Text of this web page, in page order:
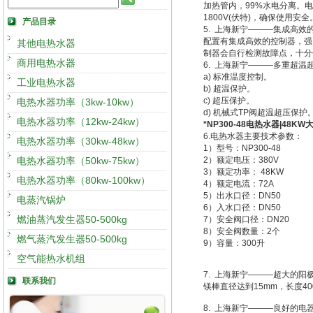
产品目录
其他电热水器
商用电热水器
工业电热水器
电热水器功率（3kw-10kw）
电热水器功率（12kw-24kw）
电热水器功率（30kw-48kw）
电热水器功率（50kw-75kw）
电热水器功率（80kw-100kw）
电蒸汽锅炉
燃油蒸汽发生器50-500kg
燃气蒸汽发生器50-500kg
空气能热水机组
联系我们
加热管内，99%水电分离。
1800V(伏特)，确保使用安全
5. 上海新宁———集成高效
配置有集成高效的控制器，
制器会自行检测故障点，十
6. 上海新宁———多重超温
a) 标准温度控制。
b) 超温保护。
c) 超压保护。
d) 机械式TP阀超温超压保护
*NP300-48电热水器|48KW
6.电热水器主要技术参数：
1）型号：NP300-48
2）额定电压：380V
3）额定功率： 48KW
4）额定电流：72A
5）出水口径：DN50
6）入水口径：DN50
7）安全阀口径：DN20
8）安全阀数量：2个
9）容量：300升
7. 上海新宁———超大的阳
镁棒直径达到15mm，长度
8. 上海新宁———良好的电